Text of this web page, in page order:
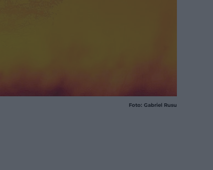
Foto: Gabriel Rusu